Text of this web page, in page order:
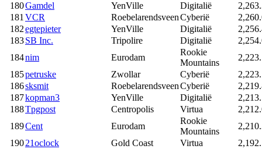
180Gamdel YenVille Digitalië
181VCR RoebelarendsveenCyberië
182egtepieter YenVille Digitalië
183SB Inc. Tripolire Digitalië
184nim Eurodam
Rookie
Mountains
185petruske Zwollar Cyberië
186sksmit RoebelarendsveenCyberië
187kopman3 YenVille Digitalië
188Tpgpost Centropolis Virtua
189Cent Eurodam
Rookie
Mountains
19021oclock Gold Coast Virtua